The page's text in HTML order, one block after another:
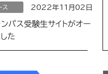
ス 2022年11月02日
パス受験生サイトがオー
た